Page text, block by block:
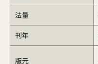
法量
刊年
版元